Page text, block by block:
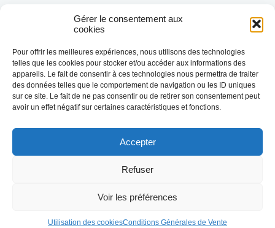
Nous utilisons des cookies afin de réaliser
J'ai compris
Gérer le consentement aux
cookies
Pour offrir les meilleures expériences, nous utilisons des technologies
telles que les cookies pour stocker et/ou accéder aux informations des
appareils. Le fait de consentir à ces technologies nous permettra de traiter
des données telles que le comportement de navigation ou les ID uniques
sur ce site. Le fait de ne pas consentir ou de retirer son consentement peut
avoir un effet négatif sur certaines caractéristiques et fonctions.
Accepter
Refuser
Voir les préférences
Utilisation des cookiesConditions Générales de Vente